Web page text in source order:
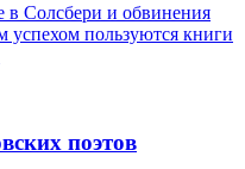
в Солсбери и обвинения
пользуются книги
поэтов